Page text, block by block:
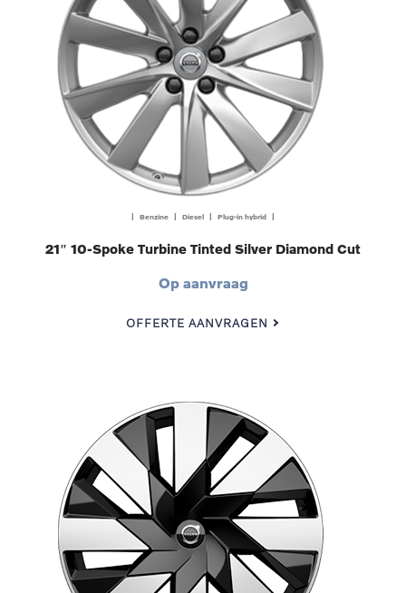
| Benzine | Diesel | Plug-in hybrid |
21″ 10-Spoke Turbine Tinted Silver Diamond Cut
Op aanvraag
OFFERTE AANVRAGEN